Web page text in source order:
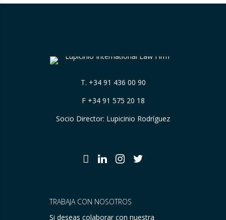
T. +34 91 436 00 90
F +34 91 575 20 18
Socio Director: Lupicinio Rodríguez
TRABAJA CON NOSOTROS
Si deseas colaborar con nuestra